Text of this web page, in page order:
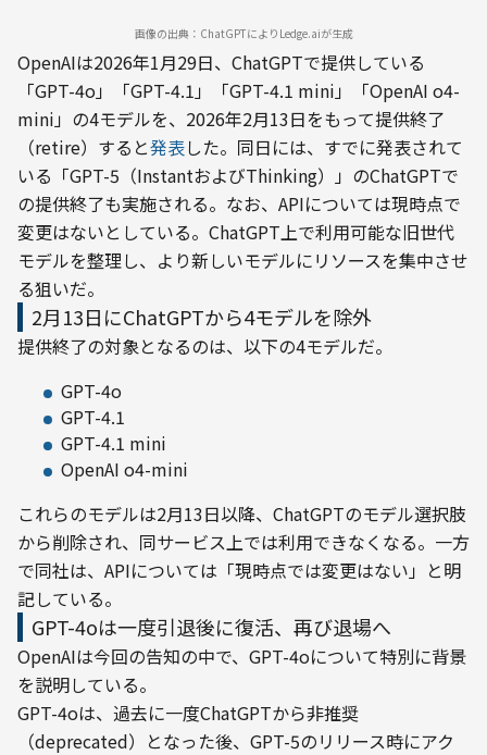
画像の出典：ChatGPTによりLedge.aiが生成
OpenAIは2026年1月29日、ChatGPTで提供している
「GPT-4o」「GPT-4.1」「GPT-4.1 mini」「OpenAI o4-
mini」の4モデルを、2026年2月13日をもって提供終了
（retire）すると発表した。同日には、すでに発表されて
いる「GPT-5（InstantおよびThinking）」のChatGPTで
の提供終了も実施される。なお、APIについては現時点で
変更はないとしている。ChatGPT上で利用可能な旧世代
モデルを整理し、より新しいモデルにリソースを集中させ
る狙いだ。
2月13日にChatGPTから4モデルを除外
提供終了の対象となるのは、以下の4モデルだ。
GPT-4o
GPT-4.1
GPT-4.1 mini
OpenAI o4-mini
これらのモデルは2月13日以降、ChatGPTのモデル選択肢
から削除され、同サービス上では利用できなくなる。一方
で同社は、APIについては「現時点では変更はない」と明
記している。
GPT-4oは一度引退後に復活、再び退場へ
OpenAIは今回の告知の中で、GPT-4oについて特別に背景
を説明している。
GPT-4oは、過去に一度ChatGPTから非推奨
（deprecated）となった後、GPT-5のリリース時にアク